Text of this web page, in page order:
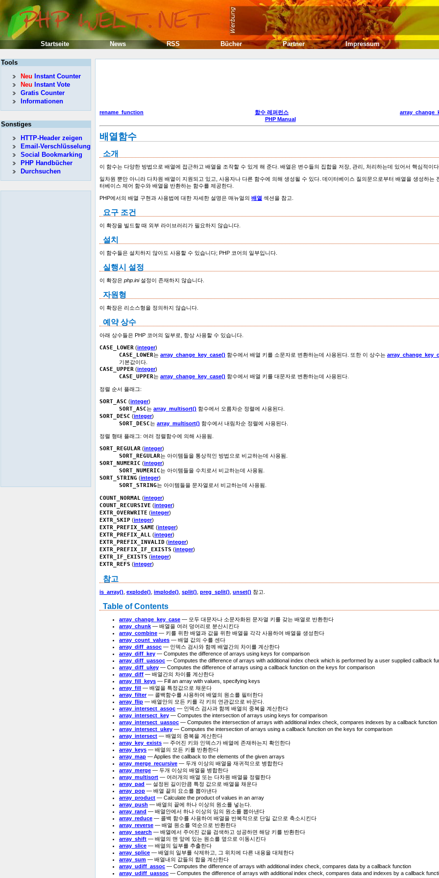
rename_function
함수 레퍼런스
PHP Manual
배열함수
소개
이 함수는 다양한 방법으로 배열에 접근하고 배열을 조작할 수 있게 해 준다. 배열은 변수들의 집합을 저장, 관리, 처리하는데 있어서 핵심적이다.
일차원 뿐만 아니라 다차원 배열이 지원되고 있고, 사용자나 다른 함수에 의해 생성될 수 있다. 데이터베이스 질의문으로부터 배열을 생성하는
터베이스 제어 함수와 배열을 반환하는 함수를 제공한다.
PHP에서의 배열 구현과 사용법에 대한 자세한 설명은 매뉴얼의 배열 섹션을 참고.
요구 조건
이 확장을 빌드할 때 외부 라이브러리가 필요하지 않습니다.
설치
이 함수들은 설치하지 않아도 사용할 수 있습니다; PHP 코어의 일부입니다.
실행시 설정
이 확장은 php.ini설정이 존재하지 않습니다.
자원형
이 확장은 리소스형을 정의하지 않습니다.
예약 상수
아래 상수들은 PHP 코어의 일부로, 항상 사용할 수 있습니다.
CASE_LOWER (integer)
CASE_LOWER는 array_change_key_case() 함수에서 배열 키를 소문자로 변환하는데 사용된다. 또한 이 상수는
기본값이다.
CASE_UPPER (integer)
CASE_UPPER는 array_change_key_case() 함수에서 배열 키를 대문자로 변환하는데 사용된다.
정렬 순서 플래그:
SORT_ASC (integer)
SORT_ASC는 array_multisort() 함수에서 오름차순 정렬에 사용된다.
SORT_DESC (integer)
SORT_DESC는 array_multisort() 함수에서 내림차순 정렬에 사용된다.
정렬 형태 플래그: 여러 정렬함수에 의해 사용됨.
SORT_REGULAR (integer)
SORT_REGULAR는 아이템들을 통상적인 방법으로 비교하는데 사용됨.
SORT_NUMERIC (integer)
SORT_NUMERIC는 아이템들을 수치로서 비교하는데 사용됨.
SORT_STRING (integer)
SORT_STRING는 아이템들을 문자열로서 비교하는데 사용됨.
COUNT_NORMAL (integer)
COUNT_RECURSIVE (integer)
EXTR_OVERWRITE (integer)
EXTR_SKIP (integer)
EXTR_PREFIX_SAME (integer)
EXTR_PREFIX_ALL (integer)
EXTR_PREFIX_INVALID (integer)
EXTR_PREFIX_IF_EXISTS (integer)
EXTR_IF_EXISTS (integer)
EXTR_REFS (integer)
참고
is_array() explode() implode() split() preg_split() unset() 참고.
Table of Contents
array_change_key_case — 모두 대문자나 소문자화된 문자열 키를 갖는 배열로 반환한다
array_chunk — 배열을 여러 덩어리로 분산시킨다
array_combine — 키를 위한 배열과 값을 위한 배열을 각각 사용하여 배열을 생성한다
array_count_values — 배열 값의 수를 센다
array_diff_assoc — 인덱스 검사와 함께 배열간의 차이를 계산한다
array_diff_key — Computes the difference of arrays using keys for comparison
array_diff_uassoc — Computes the difference of arrays with additional index check which is performed by a user supplied callback
array_diff_ukey — Computes the difference of arrays using a callback function on the keys for comparison
array_diff — 배열간의 차이를 계산한다
array_fill_keys — Fill an array with values, specifying keys
array_fill — 배열을 특정값으로 채운다
array_filter— 콜백함수를 사용하여 배열의 원소를 필터한다
array_flip — 배열안의 모든 키를 각 키의 연관값으로 바꾼다.
array_intersect_assoc — 인덱스 검사과 함께 배열의 중복을 계산한다
array_intersect_key — Computes the intersection of arrays using keys for comparison
array_intersect_uassoc — Computes the intersection of arrays with additional index check, compares indexes by a callback function
array_intersect_ukey — Computes the intersection of arrays using a callback function on the keys for comparison
array_intersect — 배열의 중복을 계산한다
array_key_exists — 주어진 키와 인덱스가 배열에 존재하는지 확인한다
array_keys — 배열의 모든 키를 반환한다
array_map — Applies the callback to the elements of the given arrays
array_merge_recursive — 두개 이상의 배열을 재귀적으로 병합한다
array_merge — 두개 이상의 배열을 병합한다
array_multisort — 여러개의 배열 또는 다차원 배열을 정렬한다
array_pad — 설정된 길이만큼 특정 값으로 배열을 채운다
array_pop — 배열 끝의 요소를 뽑아낸다
array_product — Calculate the product of values in an array
array_push — 배열의 끝에 하나 이상의 원소를 넣는다.
array_rand — 배열안에서 하나 이상의 임의 원소를 뽑아낸다
array_reduce — 콜백 함수를 사용하여 배열을 반복적으로 단일 값으로 축소시킨다
array_reverse — 배열 원소를 역순으로 반환한다
array_search — 배열에서 주어진 값을 검색하고 성공하면 해당 키를 반환한다
array_shift — 배열의 맨 앞에 있는 원소를 옆으로 이동시킨다
array_slice — 배열의 일부를 추출한다
array_splice — 배열의 일부를 삭제하고, 그 위치에 다른 내용을 대체한다
array_sum — 배열내의 값들의 합을 계산한다
array_udiff_assoc — Computes the difference of arrays with additional index check, compares data by a callback function
array_udiff_uassoc — Computes the difference of arrays with additional index check, compares data and indexes by a callback
Tools
Neu Instant Counter
Neu Instant Vote
Gratis Counter
Informationen
Sonstiges
HTTP-Header zeigen
Email-Verschlüsselung
Social Bookmarking
PHP Handbücher
Durchsuchen
Startseite News RSS Bücher Partner Impressum